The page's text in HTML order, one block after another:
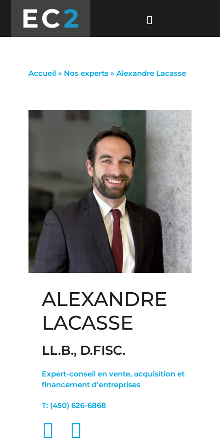
Accueil » Nos experts »Alexandre Lacasse
ALEXANDRE
LACASSE
LL.B., D.FISC.
Expert-conseil en vente, acquisition et
financement d’entreprises
T: (450) 626-6868